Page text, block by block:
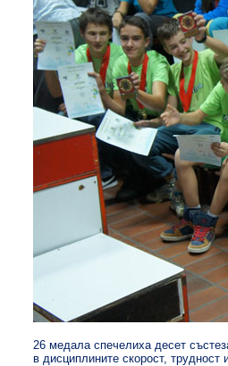
26 медала спечелиха десет
в дисциплините скорост, трудност